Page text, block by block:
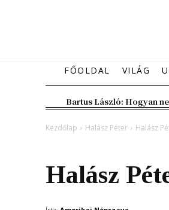
FŐOLDAL VILÁG
Bartus László: Hogyan
Kezdőlap Halász Péter Halász
Halász